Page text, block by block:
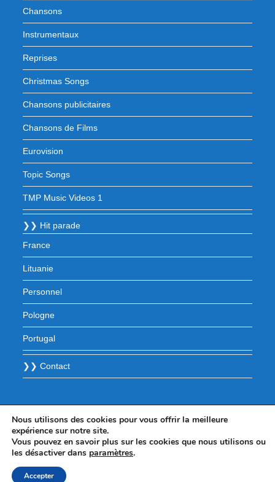
Chansons
Instrumentaux
Reprises
Christmas Songs
Chansons publicitaires
Chansons de Films
Eurovision
Topic Songs
TMP Music Videos 1
❯❯ Hit parade
France
Lituanie
Personnel
Pologne
Portugal
❯❯ Contact
Nous utilisons des cookies pour vous offrir la meilleure
expérience sur notre site.
Vous pouvez en savoir plus sur les cookies que nous utilisons ou
les désactiver dans paramètres.
Accepter